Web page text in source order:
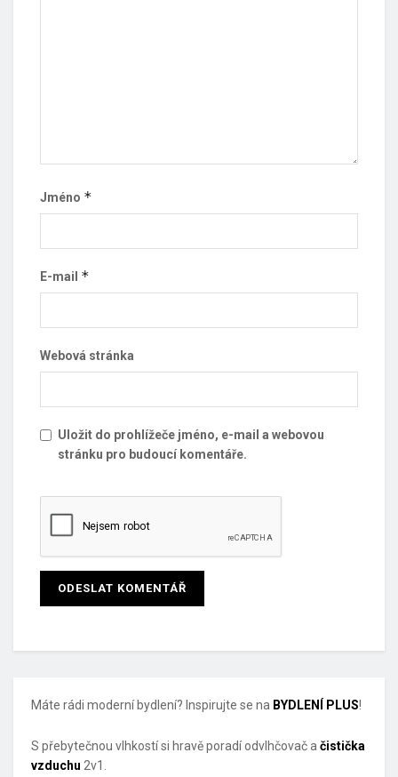
Jméno *
E-mail *
Webová stránka
Uložit do prohlížeče jméno, e-mail a webovou
stránku pro budoucí komentáře.
Máte rádi moderní bydlení? Inspirujte se na BYDLENÍ PLUS!
S přebytečnou vlhkostí si hravě poradí odvlhčovač a čistička
vzduchu 2v1.